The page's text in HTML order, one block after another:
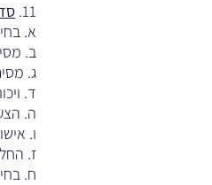
11.
א.
ב.
ג.
ד.
ה.
ו.
ז.
ח.